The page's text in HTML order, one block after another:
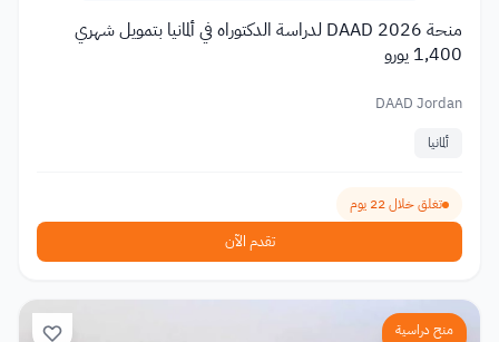
منحة DAAD 2026 لدراسة الدكتوراه في ألمانيا بتمويل شهري
1,400 يورو
DAAD Jordan
ألمانيا
تغلق خلال 22 يوم
تقدم الآن
منح دراسية